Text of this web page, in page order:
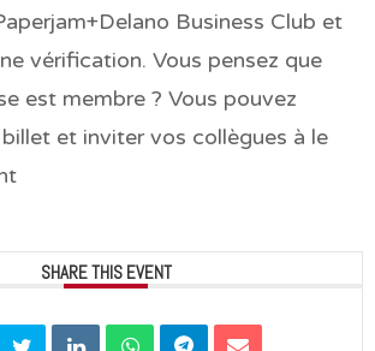
Business Club et
vérification. Vous pensez que
est membre ? Vous pouvez
et inviter vos collègues à le
SHARE THIS EVENT